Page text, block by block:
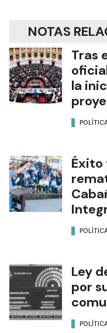
NOTAS
Tras
la
Éxito
Ley
por